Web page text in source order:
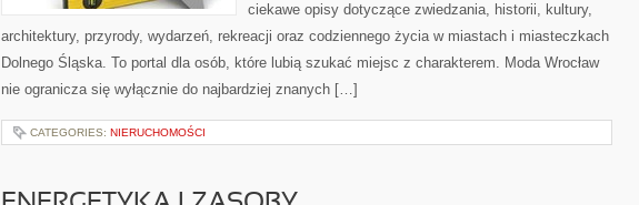
ciekawe opisy dotyczące zwiedzania, historii, kultury,
architektury, przyrody, wydarzeń, rekreacji oraz codziennego życia w miastach i miasteczkach
Dolnego Śląska. To portal dla osób, które lubią szukać miejsc z charakterem. Moda Wrocław
nie ogranicza się wyłącznie do najbardziej znanych […]
CATEGORIES: NIERUCHOMOŚCI